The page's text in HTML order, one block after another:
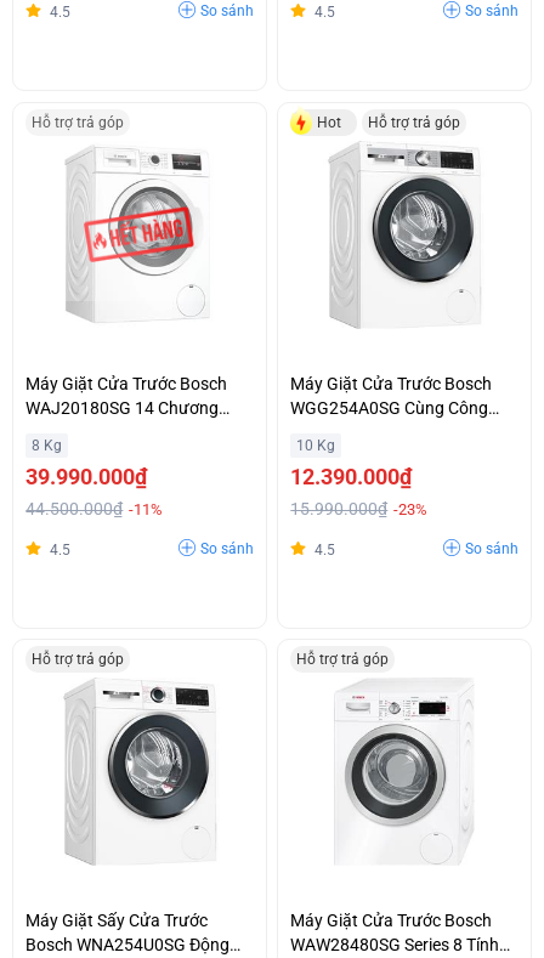
4.5 So sánh 4.5 So sánh
Hỗ trợ trả góp
Máy Giặt Cửa Trước Bosch
WAJ20180SG 14 Chương
Góp
8 Kg
39.990.000₫
44.500.000₫ -11%
4.5 So sánh
Hot Hỗ trợ trả góp
Máy Giặt Cửa Trước Bosch
WGG254A0SG Cùng Công
99,99% Ưu Đãi Lớn
10 Kg
12.390.000₫
15.990.000₫ -23%
4.5 So sánh
Hỗ trợ trả góp
Máy Giặt Sấy Cửa Trước
Bosch WNA254U0SG Động
Hỗ trợ trả góp
Máy Giặt Cửa Trước Bosch
WAW28480SG Series 8 Tính